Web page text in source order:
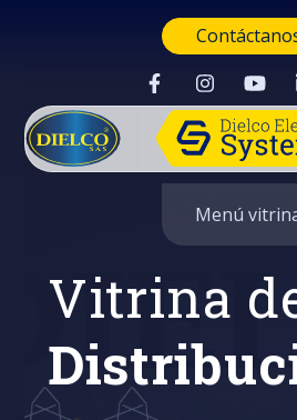
Menú
Vitrina